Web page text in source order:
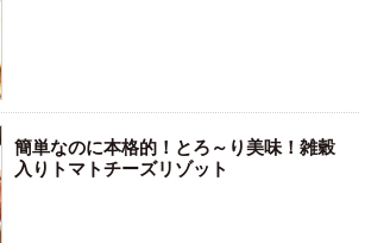
簡単なのに本格的！とろ～り美味！雑穀
入りトマトチーズリゾット